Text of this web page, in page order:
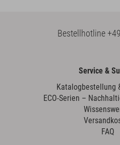
Bestellhotline
Service &
Katalogbestellung
ECO-Serien –
FAQ